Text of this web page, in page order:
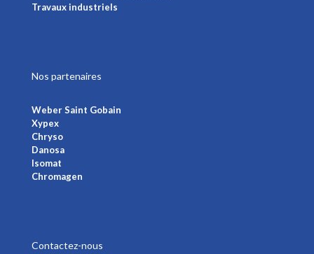
Travaux industriels
Nos partenaires
Weber Saint Gobain
Xypex
Chryso
Danosa
Isomat
Chromagen
Contactez-nous